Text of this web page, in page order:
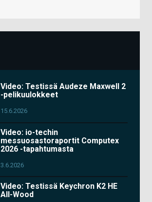
Video: Testissä Audeze Maxwell 2
-pelikuulokkeet
15.6.2026
Video: io-techin
messuosastoraportit Computex
2026 -tapahtumasta
3.6.2026
Video: Testissä Keychron K2 HE
All-Wood